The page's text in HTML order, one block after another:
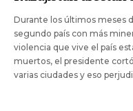
Durante los últimos meses
segundo país con más
violencia que vive el país
muertos, el presidente
varias ciudades y eso